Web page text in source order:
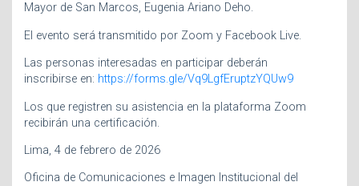
Mayor de San Marcos, Eugenia Ariano Deho.
El evento será transmitido por Zoom y Facebook Live.
Las personas interesadas en participar deberán
inscribirse en: https://forms.gle/Vq9LgfEruptzYQUw9
Los que registren su asistencia en la plataforma Zoom
recibirán una certificación.
Lima, 4 de febrero de 2026
Oficina de Comunicaciones e Imagen Institucional del